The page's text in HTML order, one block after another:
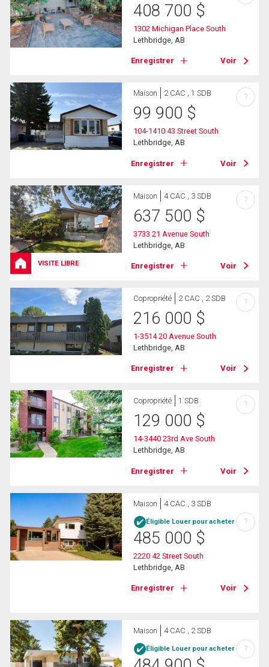
408 700 $
1302 Michigan Place South
Lethbridge, AB
Enregistrer Voir
Maison 2 CAC , 1 SDB
99 900 $
104-1410 43 Street South
Lethbridge, AB
Enregistrer Voir
?
VISITE LIBRE
Maison 4 CAC , 3 SDB
637 500 $
3733 21 Avenue South
Lethbridge, AB
Enregistrer Voir
?
Copropriété 2 CAC , 2 SDB
216 000 $
1-3514 20 Avenue South
Lethbridge, AB
Enregistrer Voir
?
Copropriété 1 SDB
129 000 $
14-3440 23rd Ave South
Lethbridge, AB
Enregistrer Voir
?
Maison 4 CAC , 3 SDB
Éligible Louer pour acheter
485 000 $
2220 42 Street South
Lethbridge, AB
Enregistrer Voir
?
Maison 4 CAC , 2 SDB
Éligible Louer pour acheter ?